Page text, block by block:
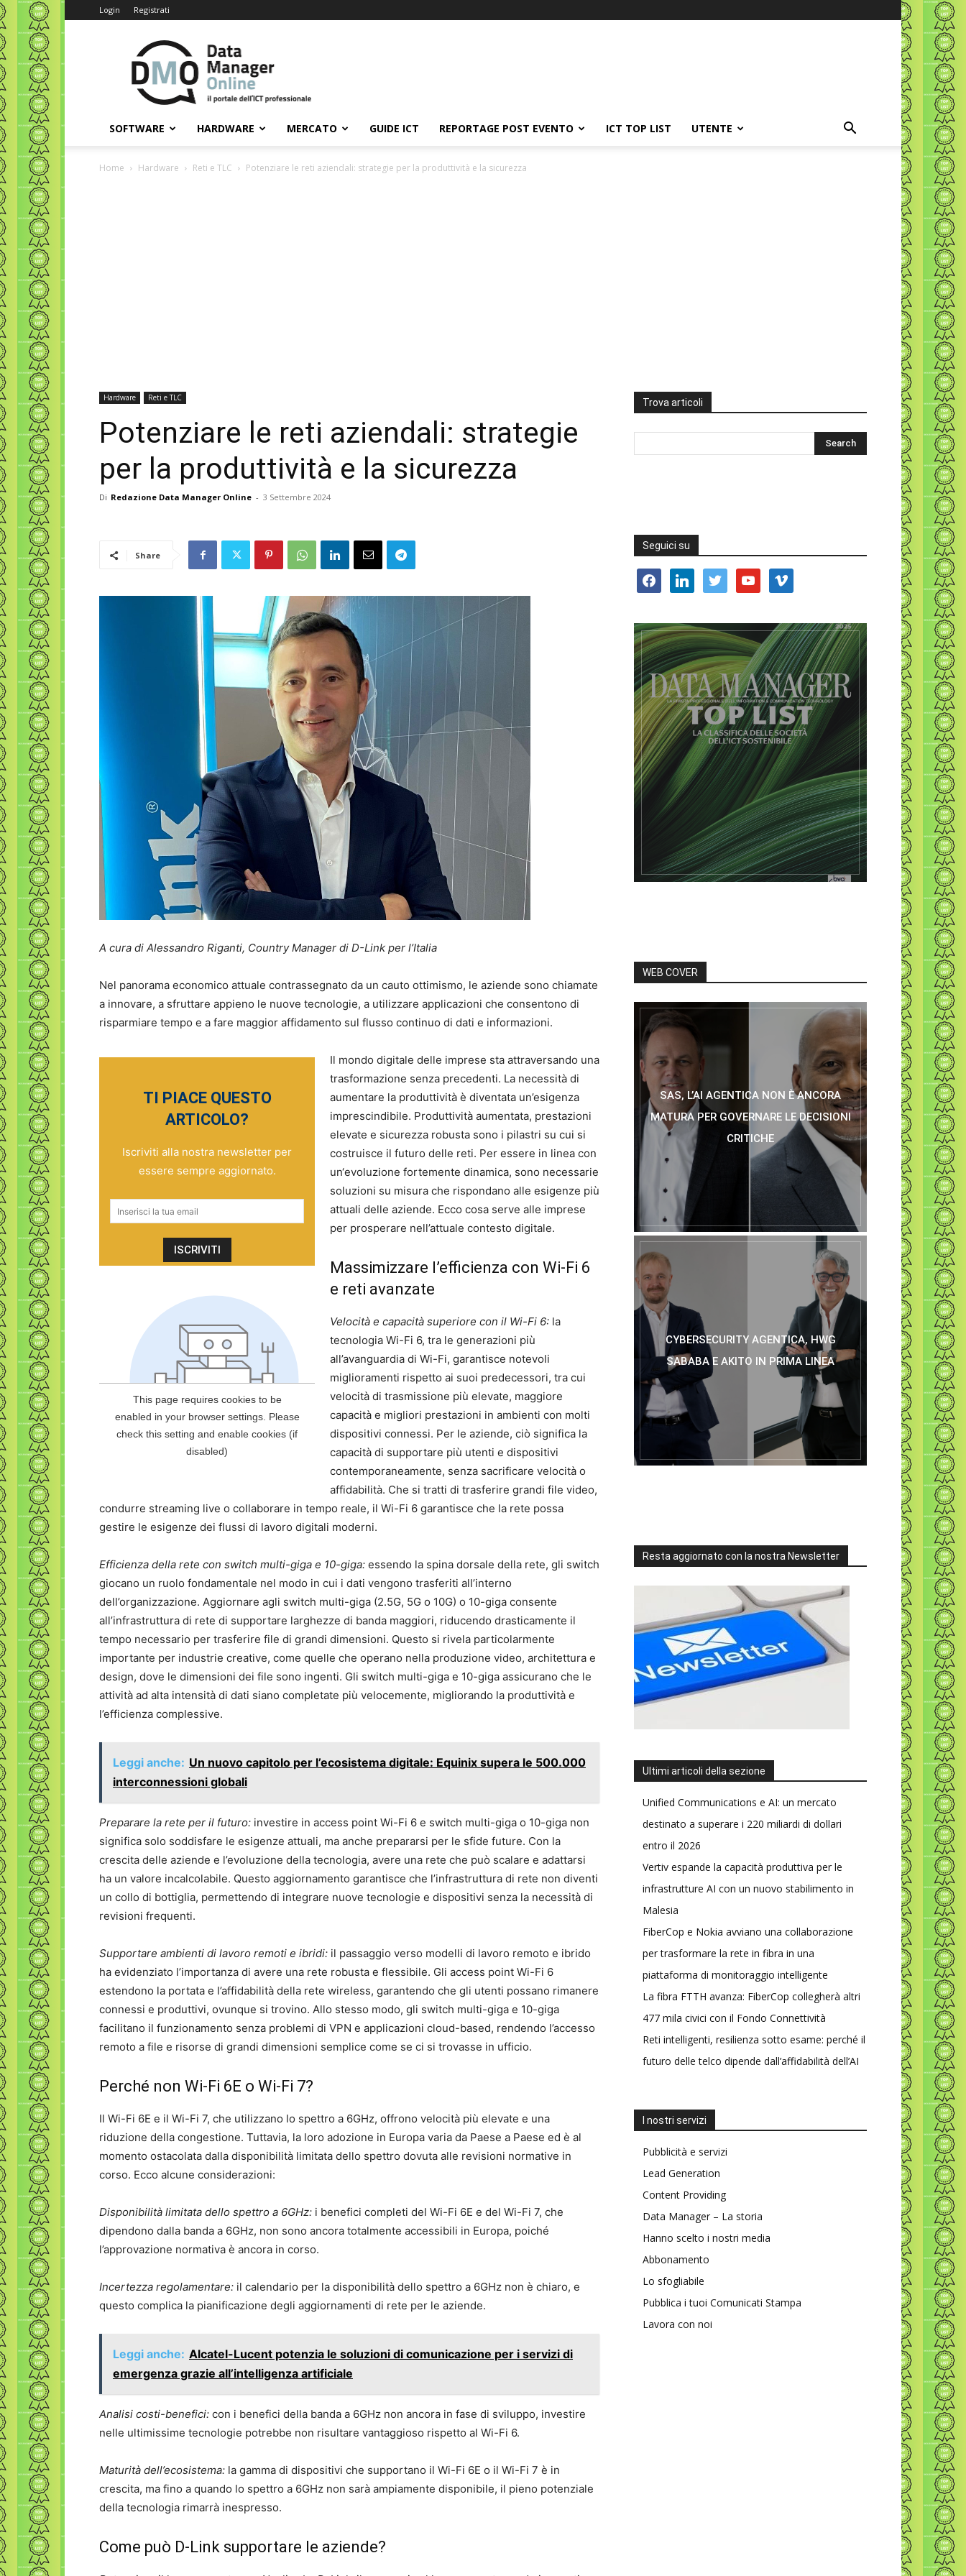
Login Registrati
Data
Manager
Online
SOFTWARE HARDWARE MERCATO GUIDE ICT REPORTAGE POST EVENTO ICT TOP LIST UTENTE
Home Hardware Reti e TLC Potenziare le reti aziendali: strategie per la produttività e la sicurezza
Hardware Reti e TLC
Potenziare le reti aziendali: strategie
per la produttività e la sicurezza
Di Redazione Data Manager Online - 3 Settembre 2024
Share
A cura di Alessandro Riganti, Country Manager di D-Link per l’Italia
Nel panorama economico attuale contrassegnato da un cauto ottimismo, le aziende sono chiamate
a innovare, a sfruttare appieno le nuove tecnologie, a utilizzare applicazioni che consentono di
risparmiare tempo e a fare maggior affidamento sul flusso continuo di dati e informazioni.
TI PIACE QUESTO
ARTICOLO?
Iscriviti alla nostra newsletter per
essere sempre aggiornato.
Il mondo digitale delle imprese sta attraversando una
trasformazione senza precedenti. La necessità di
aumentare la produttività è diventata un’esigenza
imprescindibile. Produttività aumentata, prestazioni
elevate e sicurezza robusta sono i pilastri su cui si
costruisce il futuro delle reti. Per essere in linea con
un‘evoluzione fortemente dinamica, sono necessarie
soluzioni su misura che rispondano alle esigenze più
attuali delle aziende. Ecco cosa serve alle imprese
per prosperare nell’attuale contesto digitale.
Massimizzare l’efficienza con Wi-Fi 6
e reti avanzate
Velocità e capacità superiore con il Wi-Fi 6: la
tecnologia Wi-Fi 6, tra le generazioni più
all’avanguardia di Wi-Fi, garantisce notevoli
miglioramenti rispetto ai suoi predecessori, tra cui
velocità di trasmissione più elevate, maggiore
capacità e migliori prestazioni in ambienti con molti
dispositivi connessi. Per le aziende, ciò significa la
capacità di supportare più utenti e dispositivi
contemporaneamente, senza sacrificare velocità o
affidabilità. Che si tratti di trasferire grandi file video,
condurre streaming live o collaborare in tempo reale, il Wi-Fi 6 garantisce che la rete possa
gestire le esigenze dei flussi di lavoro digitali moderni.
Efficienza della rete con switch multi-giga e 10-giga: essendo la spina dorsale della rete, gli switch
giocano un ruolo fondamentale nel modo in cui i dati vengono trasferiti all’interno
dell’organizzazione. Aggiornare agli switch multi-giga (2.5G, 5G o 10G) o 10-giga consente
all’infrastruttura di rete di supportare larghezze di banda maggiori, riducendo drasticamente il
tempo necessario per trasferire file di grandi dimensioni. Questo si rivela particolarmente
importante per industrie creative, come quelle che operano nella produzione video, architettura e
design, dove le dimensioni dei file sono ingenti. Gli switch multi-giga e 10-giga assicurano che le
attività ad alta intensità di dati siano completate più velocemente, migliorando la produttività e
l’efficienza complessive.
Leggi anche: Un nuovo capitolo per l’ecosistema digitale: Equinix supera le 500.000
interconnessioni globali
Preparare la rete per il futuro: investire in access point Wi-Fi 6 e switch multi-giga o 10-giga non
significa solo soddisfare le esigenze attuali, ma anche prepararsi per le sfide future. Con la
crescita delle aziende e l’evoluzione della tecnologia, avere una rete che può scalare e adattarsi
ha un valore incalcolabile. Questo aggiornamento garantisce che l’infrastruttura di rete non diventi
un collo di bottiglia, permettendo di integrare nuove tecnologie e dispositivi senza la necessità di
revisioni frequenti.
Supportare ambienti di lavoro remoti e ibridi: il passaggio verso modelli di lavoro remoto e ibrido
ha evidenziato l’importanza di avere una rete robusta e flessibile. Gli access point Wi-Fi 6
estendono la portata e l’affidabilità della rete wireless, garantendo che gli utenti possano rimanere
connessi e produttivi, ovunque si trovino. Allo stesso modo, gli switch multi-giga e 10-giga
facilitano il funzionamento senza problemi di VPN e applicazioni cloud-based, rendendo l’accesso
remoto a file e risorse di grandi dimensioni semplice come se ci si trovasse in ufficio.
Perché non Wi-Fi 6E o Wi-Fi 7?
Il Wi-Fi 6E e il Wi-Fi 7, che utilizzano lo spettro a 6GHz, offrono velocità più elevate e una
riduzione della congestione. Tuttavia, la loro adozione in Europa varia da Paese a Paese ed è al
momento ostacolata dalla disponibilità limitata dello spettro dovuta alle revisioni normative in
corso. Ecco alcune considerazioni:
Disponibilità limitata dello spettro a 6GHz: i benefici completi del Wi-Fi 6E e del Wi-Fi 7, che
dipendono dalla banda a 6GHz, non sono ancora totalmente accessibili in Europa, poiché
l’approvazione normativa è ancora in corso.
Incertezza regolamentare: il calendario per la disponibilità dello spettro a 6GHz non è chiaro, e
questo complica la pianificazione degli aggiornamenti di rete per le aziende.
Leggi anche: Alcatel-Lucent potenzia le soluzioni di comunicazione per i servizi di
emergenza grazie all’intelligenza artificiale
Analisi costi-benefici: con i benefici della banda a 6GHz non ancora in fase di sviluppo, investire
nelle ultimissime tecnologie potrebbe non risultare vantaggioso rispetto al Wi-Fi 6.
Maturità dell’ecosistema: la gamma di dispositivi che supportano il Wi-Fi 6E o il Wi-Fi 7 è in
crescita, ma fino a quando lo spettro a 6GHz non sarà ampiamente disponibile, il pieno potenziale
della tecnologia rimarrà inespresso.
Come può D-Link supportare le aziende?
Trova articoli
Seguici su
facebooklinkedin twitter youtube vimeo
WEB COVER
SAS, L’AI AGENTICA NON È ANCORA
MATURA PER GOVERNARE LE DECISIONI
CRITICHE
CYBERSECURITY AGENTICA, HWG
SABABA E AKITO IN PRIMA LINEA
Resta aggiornato con la nostra Newsletter
Ultimi articoli della sezione
Unified Communications e AI: un mercato
destinato a superare i 220 miliardi di dollari
entro il 2026
Vertiv espande la capacità produttiva per le
infrastrutture AI con un nuovo stabilimento in
Malesia
FiberCop e Nokia avviano una collaborazione
per trasformare la rete in fibra in una
piattaforma di monitoraggio intelligente
La fibra FTTH avanza: FiberCop collegherà altri
477 mila civici con il Fondo Connettività
Reti intelligenti, resilienza sotto esame: perché il
futuro delle telco dipende dall’affidabilità dell’AI
I nostri servizi
Pubblicità e servizi
Lead Generation
Content Providing
Data Manager – La storia
Hanno scelto i nostri media
Abbonamento
Lo sfogliabile
Pubblica i tuoi Comunicati Stampa
Lavora con noi